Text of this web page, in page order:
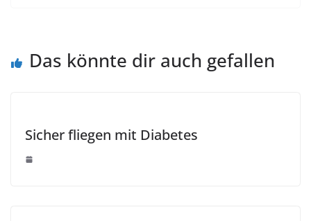
Das könnte dir auch gefallen
Sicher fliegen mit Diabetes